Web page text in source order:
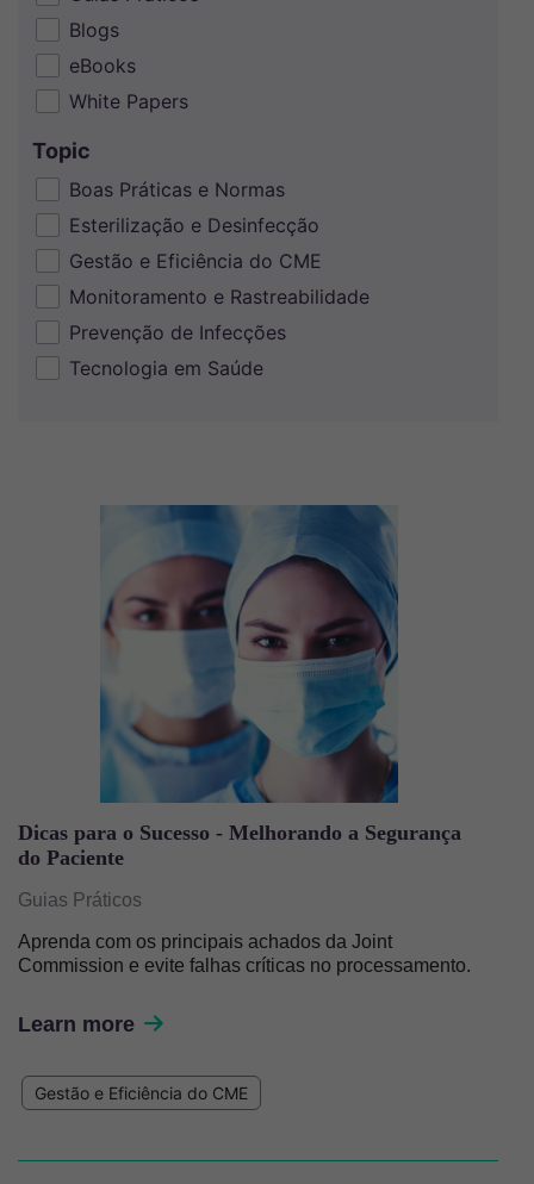
Blogs
eBooks
White Papers
Topic
Boas Práticas e Normas
Esterilização e Desinfecção
Gestão e Eficiência do CME
Monitoramento e Rastreabilidade
Prevenção de Infecções
Tecnologia em Saúde
Dicas para o Sucesso - Melhorando a Segurança
do Paciente
Guias Práticos
Aprenda com os principais achados da Joint
Commission e evite falhas críticas no processamento.
Learn more
Gestão e Eficiência do CME